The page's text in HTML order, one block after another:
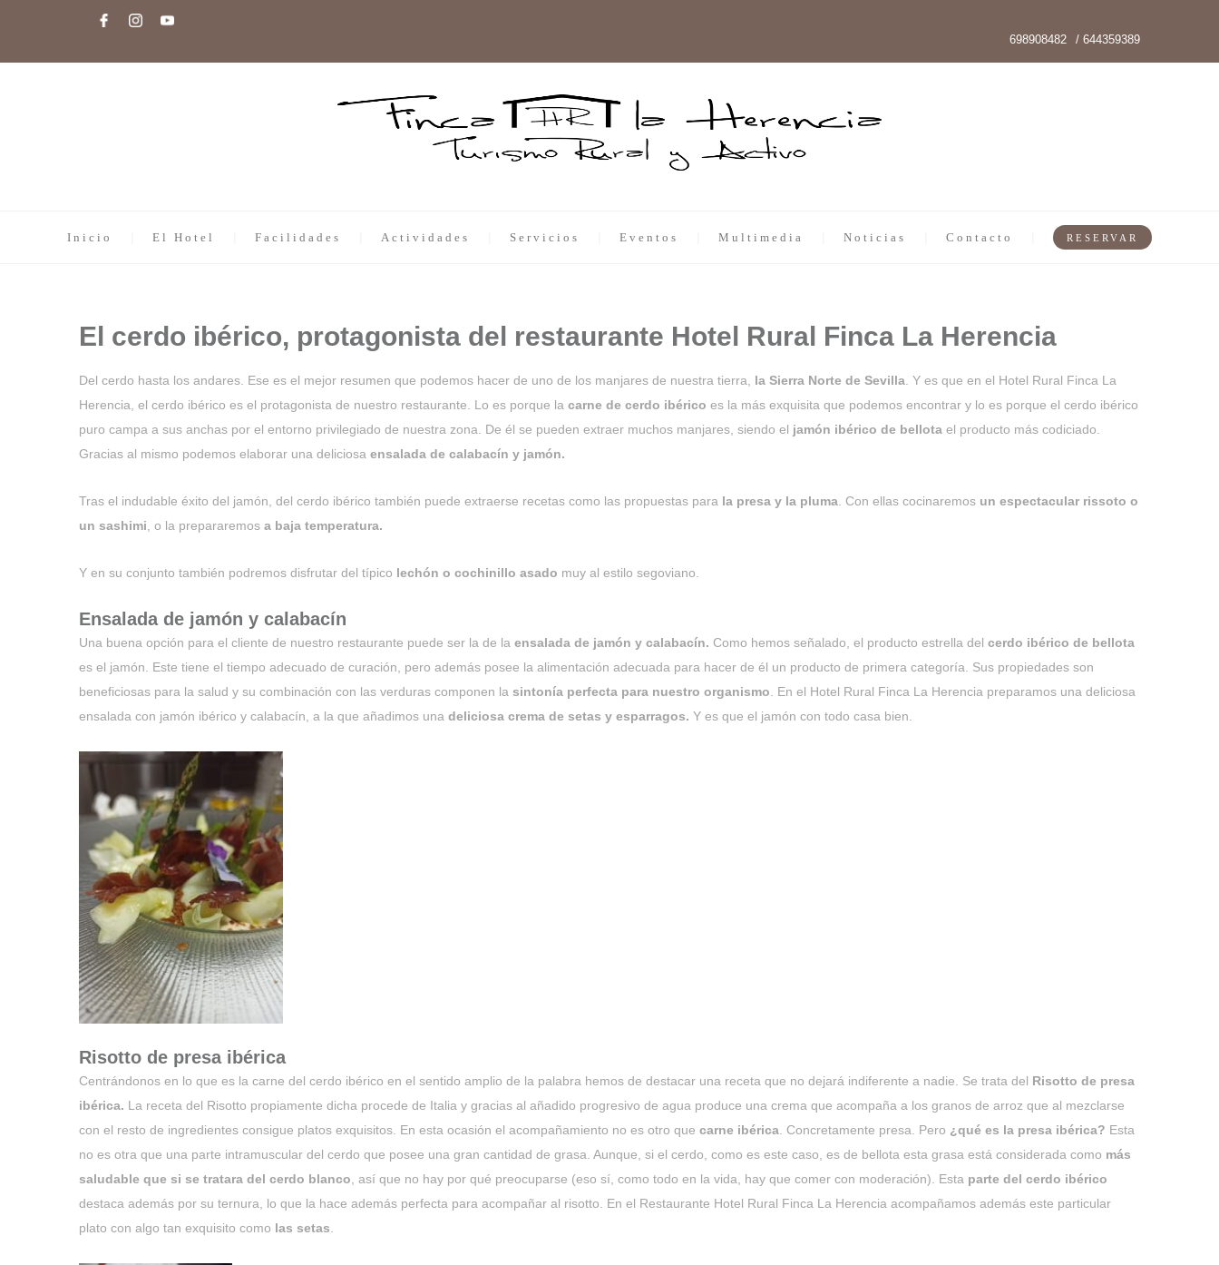
/ 644359389
698908482
Inicio El Hotel Facilidades Actividades Servicios Eventos Multimedia Noticias Contacto RESERVAR
El cerdo ibérico, protagonista del restaurante Hotel Rural Finca La Herencia
Del cerdo hasta los andares. Ese es el mejor resumen que podemos hacer de uno de los manjares de nuestra tierra, la Sierra Norte de Sevilla . Y es que en el Hotel Rural Finca La
Herencia, el cerdo ibérico es el protagonista de nuestro restaurante. Lo es porque la carne de cerdo ibérico es la más exquisita que podemos encontrar y lo es porque el cerdo ibérico
puro campa a sus anchas por el entorno privilegiado de nuestra zona. De él se pueden extraer muchos manjares, siendo el jamón ibérico de bellota el producto más codiciado.
Gracias al mismo podemos elaborar una deliciosa ensalada de calabacín y jamón.
Tras el indudable éxito del jamón, del cerdo ibérico también puede extraerse recetas como las propuestas para la presa y la pluma . Con ellas cocinaremos un espectacular rissoto o
un sashimi , o la prepararemos a baja temperatura.
Y en su conjunto también podremos disfrutar del típico lechón o cochinillo asado muy al estilo segoviano.
Ensalada de jamón y calabacín
Una buena opción para el cliente de nuestro restaurante puede ser la de la ensalada de jamón y calabacín. Como hemos señalado, el producto estrella del cerdo ibérico de bellota
es el jamón. Este tiene el tiempo adecuado de curación, pero además posee la alimentación adecuada para hacer de él un producto de primera categoría. Sus propiedades son
beneficiosas para la salud y su combinación con las verduras componen la sintonía perfecta para nuestro organismo . En el Hotel Rural Finca La Herencia preparamos una deliciosa
ensalada con jamón ibérico y calabacín, a la que añadimos una deliciosa crema de setas y esparragos. Y es que el jamón con todo casa bien.
Risotto de presa ibérica
Centrándonos en lo que es la carne del cerdo ibérico en el sentido amplio de la palabra hemos de destacar una receta que no dejará indiferente a nadie. Se trata del Risotto de presa
ibérica. La receta del Risotto propiamente dicha procede de Italia y gracias al añadido progresivo de agua produce una crema que acompaña a los granos de arroz que al mezclarse
con el resto de ingredientes consigue platos exquisitos. En esta ocasión el acompañamiento no es otro que carne ibérica . Concretamente presa. Pero ¿qué es la presa ibérica? Esta
no es otra que una parte intramuscular del cerdo que posee una gran cantidad de grasa. Aunque, si el cerdo, como es este caso, es de bellota esta grasa está considerada como más
saludable que si se tratara del cerdo blanco , así que no hay por qué preocuparse (eso sí, como todo en la vida, hay que comer con moderación). Esta parte del cerdo ibérico
destaca además por su ternura, lo que la hace además perfecta para acompañar al risotto. En el Restaurante Hotel Rural Finca La Herencia acompañamos además este particular
plato con algo tan exquisito como las setas